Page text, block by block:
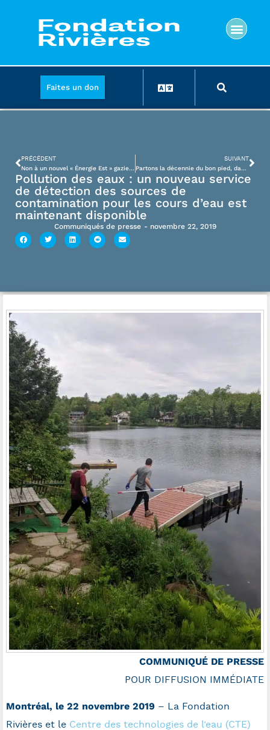
Faites un don
PRÉCÉDENT
Non à un nouvel « Énergie Est » gazier : signez la pétition!
SUIVANT
Partons la décennie du bon pied, dans l’eau!
Pollution des eaux : un nouveau service
de détection des sources de
contamination pour les cours d’eau est
maintenant disponible
Communiqués de presse - novembre 22, 2019
COMMUNIQUÉ DE PRESSE
POUR DIFFUSION IMMÉDIATE
Montréal, le 22 novembre 2019 – La Fondation
Rivières et le Centre des technologies de l’eau (CTE)